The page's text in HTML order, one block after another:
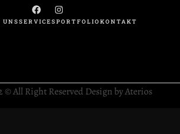
UNSSERVICESPORTFOLIOKONTAKT
All Right Reserved Design by Aterios